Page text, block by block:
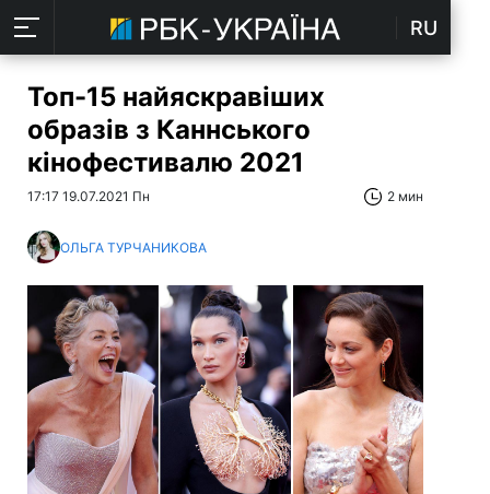
RU
Топ-15 найяскравіших
образів з Каннського
кінофестивалю 2021
17:17 19.07.2021 Пн 2 мин
ОЛЬГА ТУРЧАНИКОВА